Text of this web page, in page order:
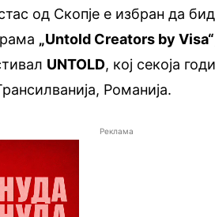
од Скопје е избран да
„Untold Creators by Visa“
UNTOLD, кој секоја
Романија.
Реклама